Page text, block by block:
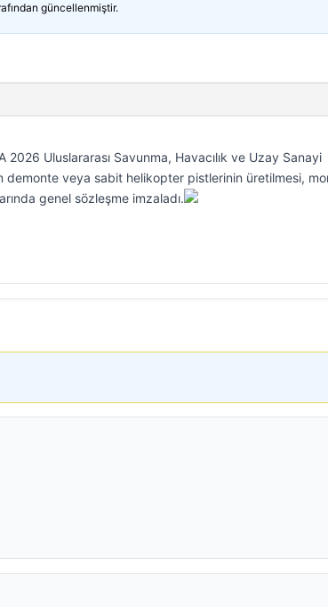
güncellenmiştir.
Uluslararası Savunma, Havacılık ve Uzay Sanayi
demonte veya sabit helikopter pistlerinin üretilmesi,
genel sözleşme imzaladı.